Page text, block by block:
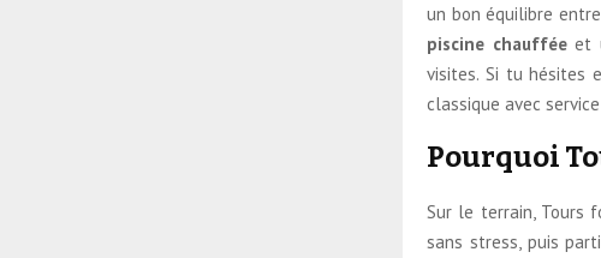
un bon équilibre
piscine chaufféeet
visites. Si tu hésites
classique avec
Pourquoi
Sur le terrain, Tours
sans stress, puis